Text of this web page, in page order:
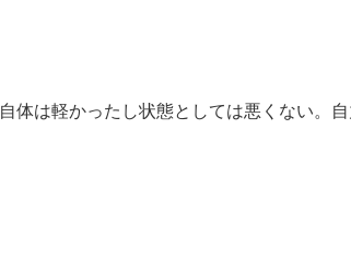
体は軽かったし状態としては悪くない。自